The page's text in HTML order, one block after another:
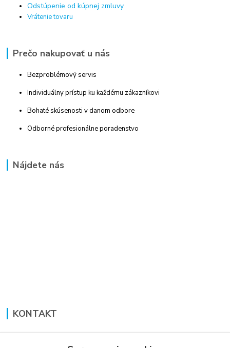
Odstúpenie od kúpnej zmluvy
Vrátenie tovaru
Prečo nakupovať u nás
Bezproblémový servis
Individuálny prístup ku každému zákazníkovi
Bohaté skúsenosti v danom odbore
Odborné profesionálne poradenstvo
Nájdete nás
KONTAKT